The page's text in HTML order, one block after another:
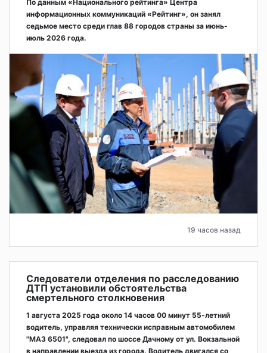
По данным «Национального рейтинга» Центра
информационных коммуникаций «Рейтинг», он занял
седьмое место среди глав 88 городов страны за июнь-
июль 2026 года.
19 часов назад
Следователи отделения по расследованию
ДТП установили обстоятельства
смертельного столкновения
1 августа 2025 года около 14 часов 00 минут 55-летний
водитель, управляя технически исправным автомобилем
"МАЗ 6501", следовал по шоссе Дачному от ул. Вокзальной
в направлении выезда из города. Водитель двигался со